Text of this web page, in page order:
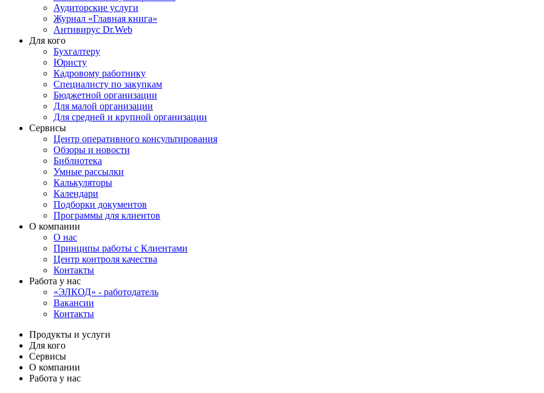
Аудиторские услуги
Журнал «Главная книга»
Антивирус Dr.Web
Для кого
Бухгалтеру
Юристу
Кадровому работнику
Специалисту по закупкам
Бюджетной организации
Для малой организации
Для средней и крупной организации
Сервисы
Центр оперативного консультирования
Обзоры и новости
Библиотека
Умные рассылки
Калькуляторы
Календари
Подборки документов
Программы для клиентов
О компании
О нас
Принципы работы с Клиентами
Центр контроля качества
Контакты
Работа у нас
«ЭЛКОД» - работодатель
Вакансии
Контакты
Продукты и услуги
Для кого
Сервисы
О компании
Работа у нас